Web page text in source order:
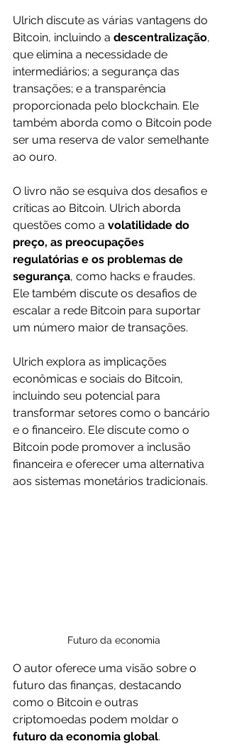
Ulrich discute as várias vantagens do
Bitcoin, incluindo a descentralização,
que elimina a necessidade de
intermediários; a segurança das
transações; e a transparência
proporcionada pelo blockchain. Ele
também aborda como o Bitcoin pode
ser uma reserva de valor semelhante
ao ouro.
O livro não se esquiva dos desafios e
críticas ao Bitcoin. Ulrich aborda
questões como a volatilidade do
preço, as preocupações
regulatórias e os problemas de
segurança, como hacks e fraudes.
Ele também discute os desafios de
escalar a rede Bitcoin para suportar
um número maior de transações.
Ulrich explora as implicações
econômicas e sociais do Bitcoin,
incluindo seu potencial para
transformar setores como o bancário
e o financeiro. Ele discute como o
Bitcoin pode promover a inclusão
financeira e oferecer uma alternativa
aos sistemas monetários tradicionais.
Futuro da economia
O autor oferece uma visão sobre o
futuro das finanças, destacando
como o Bitcoin e outras
criptomoedas podem moldar o
futuro da economia global.